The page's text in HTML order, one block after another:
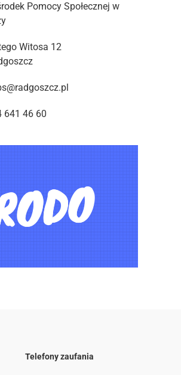
Pomocy Społecznej w
Witosa 12
641 46 60
Telefony zaufania